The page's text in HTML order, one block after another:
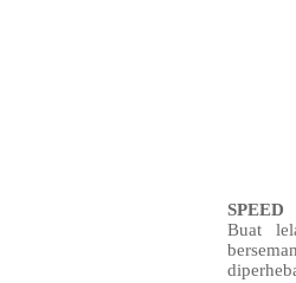
SPEED
Buat